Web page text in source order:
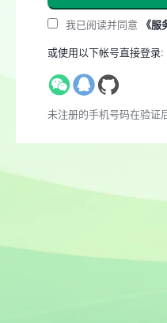
我已阅读并同意 《服
或使用以下帐号直接登录:
未注册的手机号码在验证